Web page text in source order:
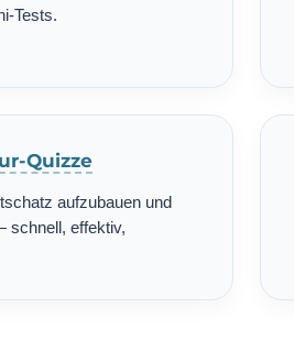
Tests.
Quizze
aufzubauen und
schnell, effektiv,